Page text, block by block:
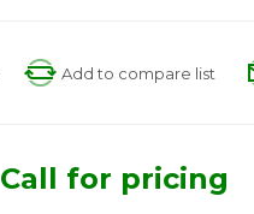
Add to compare list
Call for pricing